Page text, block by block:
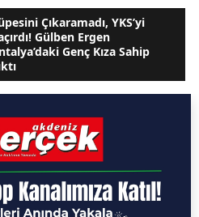
Çıkaramadı, YKS’yi
Gülben Ergen
Genç Kıza Sahip